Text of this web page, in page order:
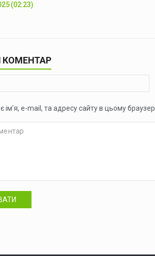
(02:23)
ім'я, e-mail, та адресу сайту в цьому